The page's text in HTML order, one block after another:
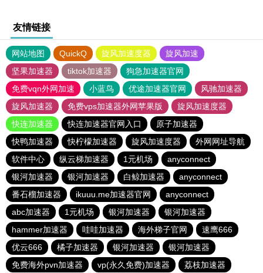
友情链接
网站地图 QuickQ 旋风加速度器
旋风加速
坚果加速器
tiktok加速器
狗急加速器官网
免费vqn外网加速
小蓝鸟 优途加速器官网
风驰加速器
旋风加速器
免费vps加速器外网苹果版
旋风加速度器
快连加速器
快连加速器官网入口
原子加速器
快鸭加速器
快柠檬加速器 旋风加速度器
外网网址导航
软件中心
纵云梯加速器 1元机场
anyconnect
银河加速器
银河加速器 白鲸加速器
anyconnect
番石榴加速器
ikuuu.me加速器官网
anyconnect
abc加速器
1元机场 银河加速器
银河加速器
hammer加速器
哇哇加速器 海外梯子官网
速鹰666
优云666
橘子加速器 银河加速器
银河加速器
免费海外pvn加速器
vp(永久免费)加速器 荔枝加速器